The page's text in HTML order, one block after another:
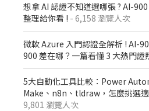
想拿 AI 認證不知道選哪張 ? AI-
整理給你看 ! - 6,158 瀏覽人次
微軟 Azure 入門認證全解析​ ! AI-
900 差在哪？​一篇看懂 3 大熱門證
5大自動化工具比較：Power
Make、n8n、tldraw，怎麼挑選
9,801 瀏覽人次